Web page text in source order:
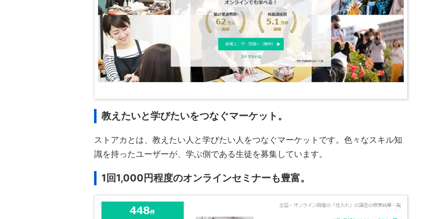
教えたいと学びたいをつなぐマーケット。
ストアカとは、教えたい人と学びたい人をつなぐマーケットです。色々なスキル知
識を持ったユーザーが、学ぶ側である生徒を募集しています。
1回1,000円程度のオンラインセミナーも豊富。